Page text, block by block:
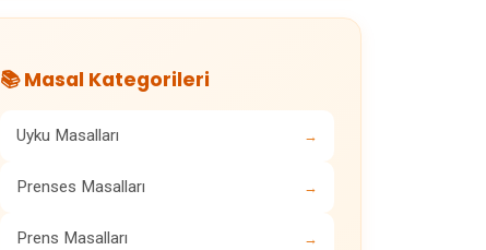
📚 Masal Kategorileri
Uyku Masalları →
Prenses Masalları →
Prens Masalları →